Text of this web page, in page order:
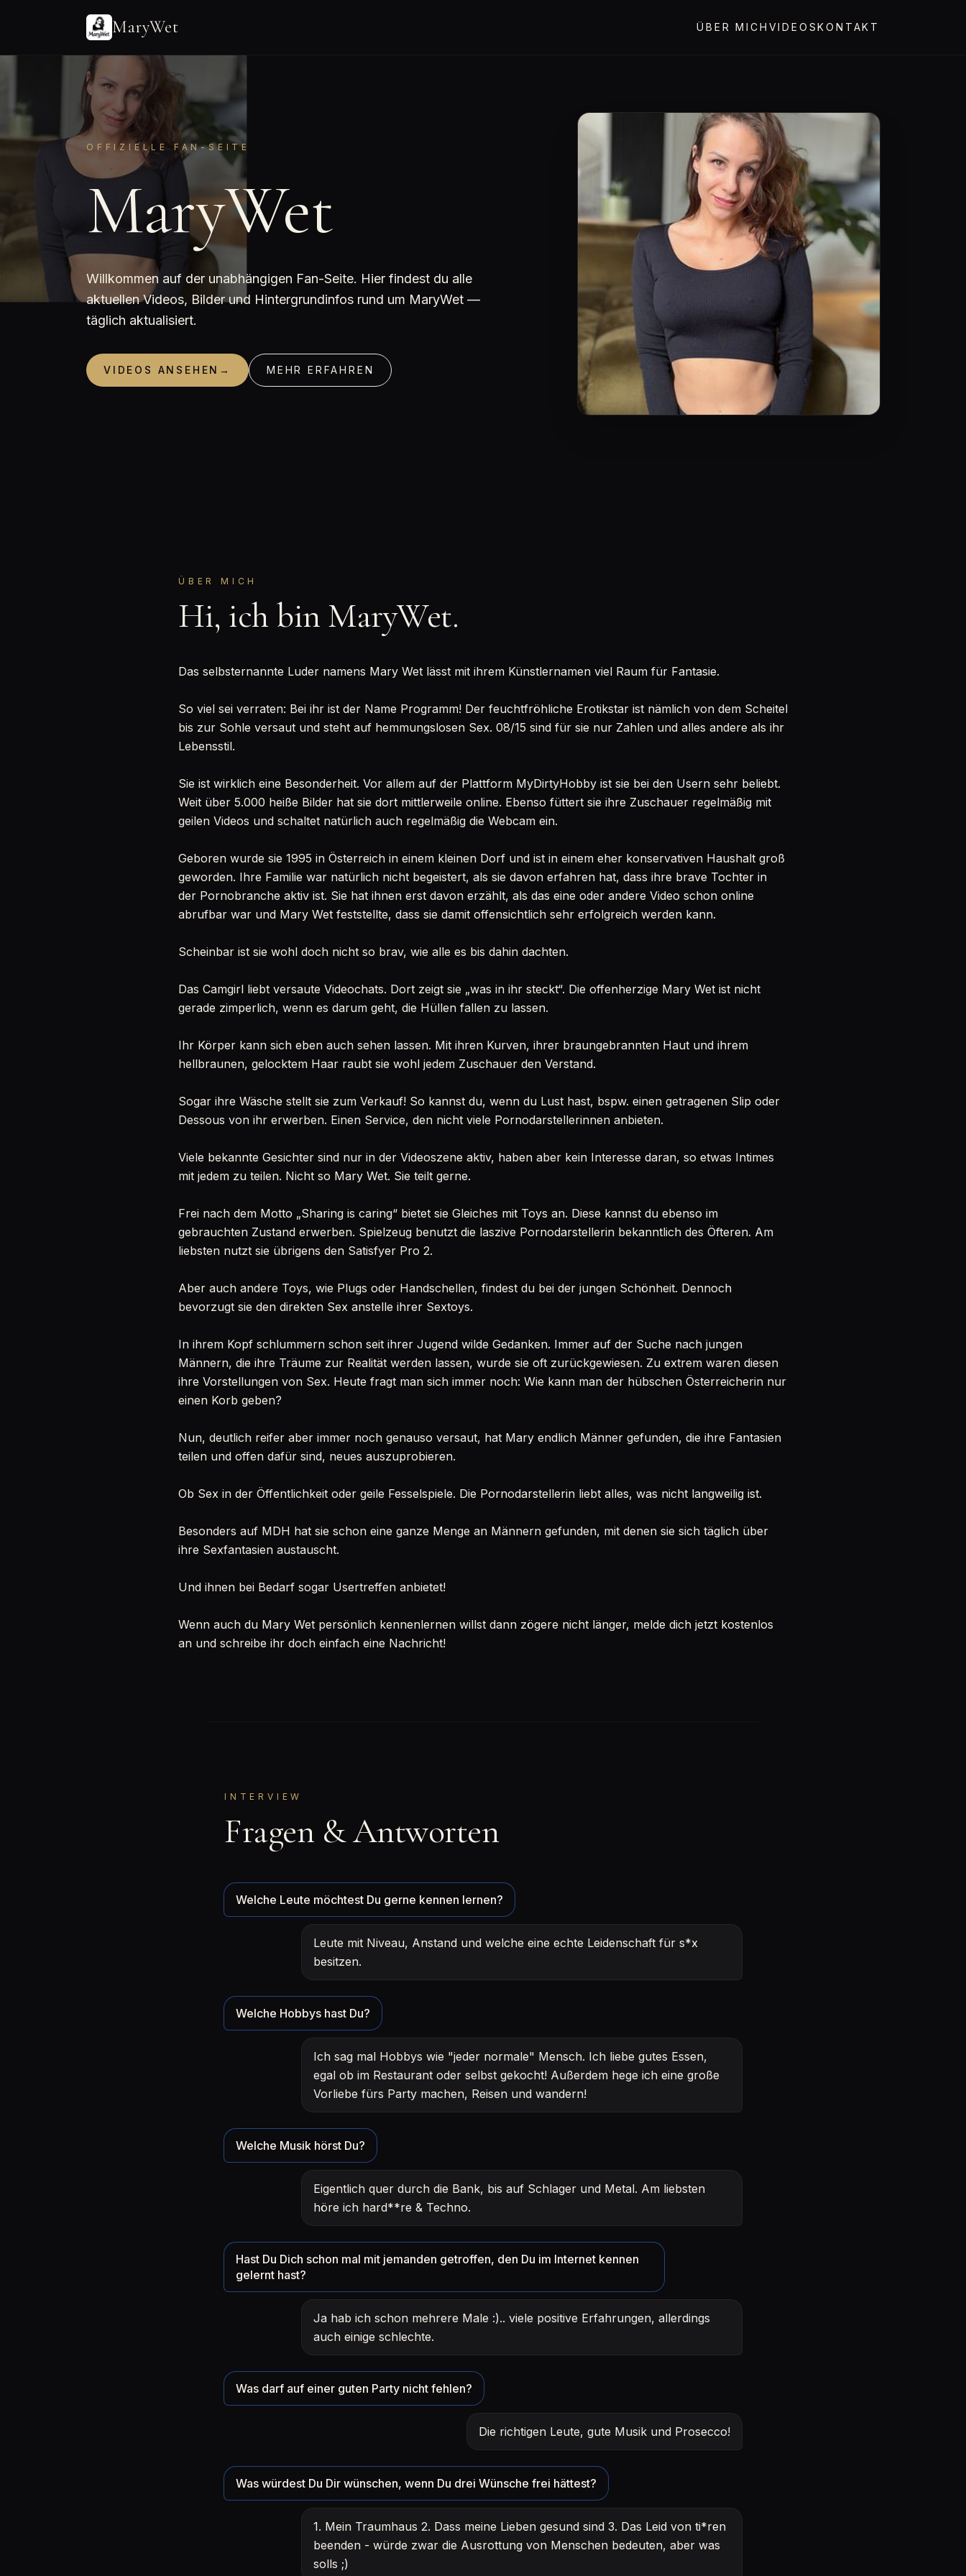
MaryWet ÜBER MICH VIDEOSKONTAKT
OFFIZIELLE FAN-SEITE
MaryWet
Willkommen auf der unabhängigen Fan-Seite. Hier findest du alle
aktuellen Videos, Bilder und Hintergrundinfos rund um MaryWet —
täglich aktualisiert.
VIDEOS ANSEHEN → MEHR ERFAHREN
ÜBER MICH
Hi, ich bin MaryWet.
Das selbsternannte Luder namens Mary Wet lässt mit ihrem Künstlernamen viel Raum für Fantasie.
So viel sei verraten: Bei ihr ist der Name Programm! Der feuchtfröhliche Erotikstar ist nämlich von dem Scheitel
bis zur Sohle versaut und steht auf hemmungslosen Sex. 08/15 sind für sie nur Zahlen und alles andere als ihr
Lebensstil.
Sie ist wirklich eine Besonderheit. Vor allem auf der Plattform MyDirtyHobby ist sie bei den Usern sehr beliebt.
Weit über 5.000 heiße Bilder hat sie dort mittlerweile online. Ebenso füttert sie ihre Zuschauer regelmäßig mit
geilen Videos und schaltet natürlich auch regelmäßig die Webcam ein.
Geboren wurde sie 1995 in Österreich in einem kleinen Dorf und ist in einem eher konservativen Haushalt groß
geworden. Ihre Familie war natürlich nicht begeistert, als sie davon erfahren hat, dass ihre brave Tochter in
der Pornobranche aktiv ist. Sie hat ihnen erst davon erzählt, als das eine oder andere Video schon online
abrufbar war und Mary Wet feststellte, dass sie damit offensichtlich sehr erfolgreich werden kann.
Scheinbar ist sie wohl doch nicht so brav, wie alle es bis dahin dachten.
Das Camgirl liebt versaute Videochats. Dort zeigt sie „was in ihr steckt“. Die offenherzige Mary Wet ist nicht
gerade zimperlich, wenn es darum geht, die Hüllen fallen zu lassen.
Ihr Körper kann sich eben auch sehen lassen. Mit ihren Kurven, ihrer braungebrannten Haut und ihrem
hellbraunen, gelocktem Haar raubt sie wohl jedem Zuschauer den Verstand.
Sogar ihre Wäsche stellt sie zum Verkauf! So kannst du, wenn du Lust hast, bspw. einen getragenen Slip oder
Dessous von ihr erwerben. Einen Service, den nicht viele Pornodarstellerinnen anbieten.
Viele bekannte Gesichter sind nur in der Videoszene aktiv, haben aber kein Interesse daran, so etwas Intimes
mit jedem zu teilen. Nicht so Mary Wet. Sie teilt gerne.
Frei nach dem Motto „Sharing is caring“ bietet sie Gleiches mit Toys an. Diese kannst du ebenso im
gebrauchten Zustand erwerben. Spielzeug benutzt die laszive Pornodarstellerin bekanntlich des Öfteren. Am
liebsten nutzt sie übrigens den Satisfyer Pro 2.
Aber auch andere Toys, wie Plugs oder Handschellen, findest du bei der jungen Schönheit. Dennoch
bevorzugt sie den direkten Sex anstelle ihrer Sextoys.
In ihrem Kopf schlummern schon seit ihrer Jugend wilde Gedanken. Immer auf der Suche nach jungen
Männern, die ihre Träume zur Realität werden lassen, wurde sie oft zurückgewiesen. Zu extrem waren diesen
ihre Vorstellungen von Sex. Heute fragt man sich immer noch: Wie kann man der hübschen Österreicherin nur
einen Korb geben?
Nun, deutlich reifer aber immer noch genauso versaut, hat Mary endlich Männer gefunden, die ihre Fantasien
teilen und offen dafür sind, neues auszuprobieren.
Ob Sex in der Öffentlichkeit oder geile Fesselspiele. Die Pornodarstellerin liebt alles, was nicht langweilig ist.
Besonders auf MDH hat sie schon eine ganze Menge an Männern gefunden, mit denen sie sich täglich über
ihre Sexfantasien austauscht.
Und ihnen bei Bedarf sogar Usertreffen anbietet!
Wenn auch du Mary Wet persönlich kennenlernen willst dann zögere nicht länger, melde dich jetzt kostenlos
an und schreibe ihr doch einfach eine Nachricht!
INTERVIEW
Fragen & Antworten
Welche Leute möchtest Du gerne kennen lernen?
Leute mit Niveau, Anstand und welche eine echte Leidenschaft für s*x
besitzen.
Welche Hobbys hast Du?
Ich sag mal Hobbys wie "jeder normale" Mensch. Ich liebe gutes Essen,
egal ob im Restaurant oder selbst gekocht! Außerdem hege ich eine große
Vorliebe fürs Party machen, Reisen und wandern!
Welche Musik hörst Du?
Eigentlich quer durch die Bank, bis auf Schlager und Metal. Am liebsten
höre ich hard**re & Techno.
Hast Du Dich schon mal mit jemanden getroffen, den Du im Internet kennen
gelernt hast?
Ja hab ich schon mehrere Male :).. viele positive Erfahrungen, allerdings
auch einige schlechte.
Was darf auf einer guten Party nicht fehlen?
Die richtigen Leute, gute Musik und Prosecco!
Was würdest Du Dir wünschen, wenn Du drei Wünsche frei hättest?
1. Mein Traumhaus 2. Dass meine Lieben gesund sind 3. Das Leid von ti*ren
beenden - würde zwar die Ausrottung von Menschen bedeuten, aber was
solls ;)